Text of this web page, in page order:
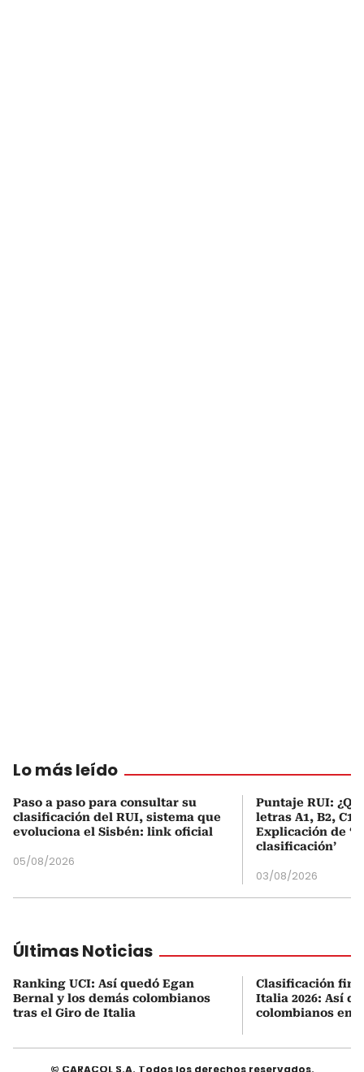
Lo más leído
Paso a paso para consultar su
clasificación del RUI, sistema que
evoluciona el Sisbén: link oficial
05/08/2026
Puntaje RUI:
letras A1, B2, C1
Explicación de
clasificación’
03/08/2026
Últimas Noticias
Ranking UCI: Así quedó Egan
Bernal y los demás colombianos
tras el Giro de Italia
Clasificación
Italia 2026: Así
colombianos en
© CARACOL S.A. Todos los derechos reservados.